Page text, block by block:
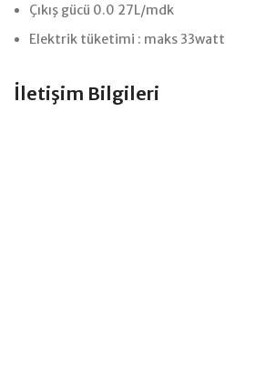
Çıkış gücü 0.0 27L/mdk
Elektrik tüketimi : maks 33watt
İletişim Bilgileri